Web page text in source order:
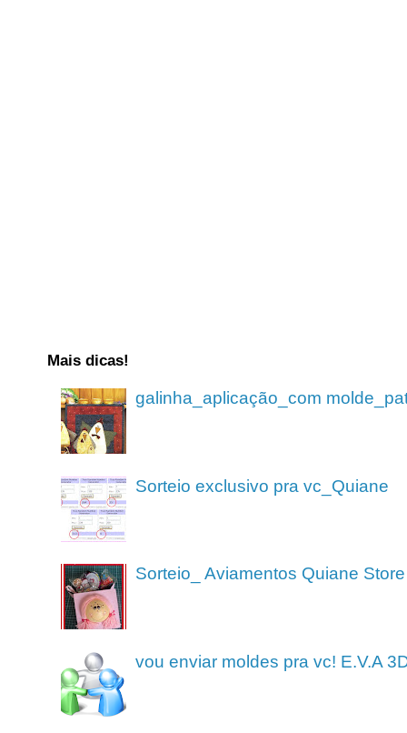
Mais dicas!
galinha_aplicação_com
Sorteio exclusivo pra vc_Quiane
Sorteio_ Aviamentos Quiane Store
vou enviar moldes pra vc! E.V.A